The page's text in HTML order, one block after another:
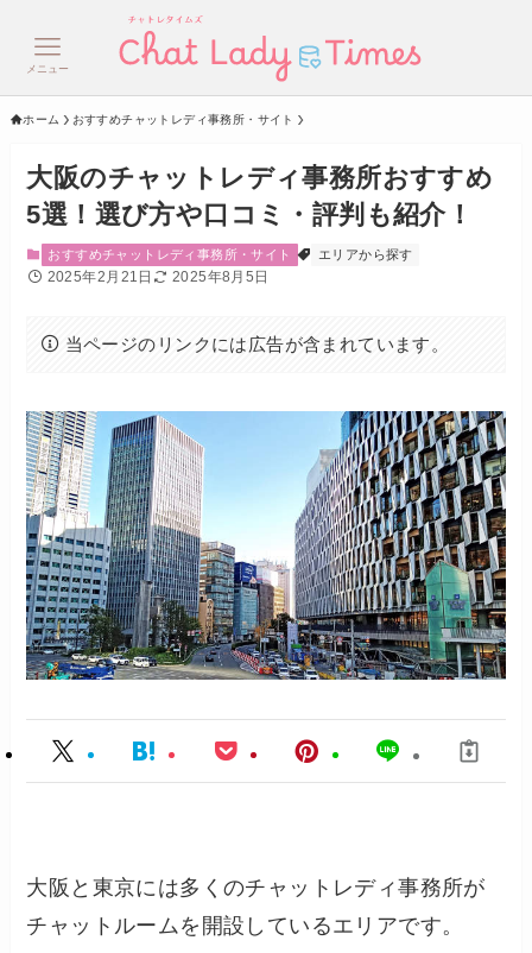
メニュー
ホーム おすすめチャットレディ事務所・サイト
大阪のチャットレディ事務所おすすめ
5選！選び方や口コミ・評判も紹介！
おすすめチャットレディ事務所・サイト エリアから探す
2025年2月21日 2025年8月5日
当ページのリンクには広告が含まれています。
大阪と東京には多くのチャットレディ事務所が
チャットルームを開設しているエリアです。